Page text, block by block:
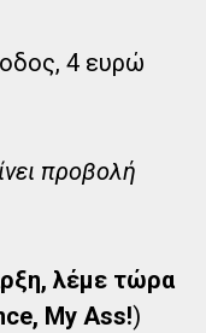
4 ευρώ
προβολή
λέμε τώρα
My Ass!)